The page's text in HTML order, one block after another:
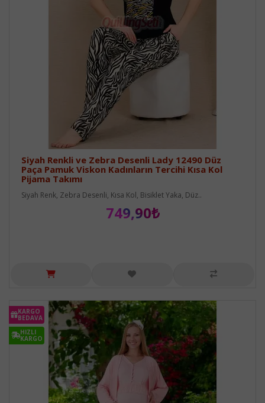
Siyah Renkli ve Zebra Desenli Lady 12490 Düz
Paça Pamuk Viskon Kadınların Tercihi Kısa Kol
Pijama Takımı
Siyah Renk, Zebra Desenli, Kısa Kol, Bisiklet Yaka, Düz..
749,90₺
KARGO
BEDAVA
HIZLI
KARGO